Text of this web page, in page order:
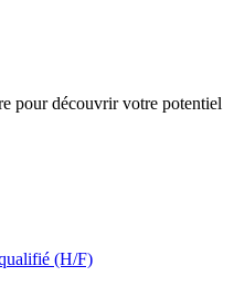
pour découvrir votre potentiel
(H/F)